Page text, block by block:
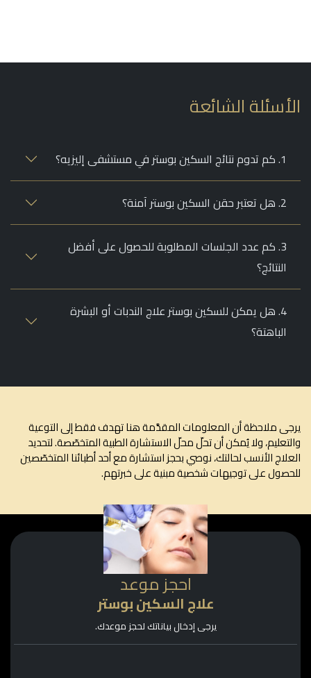
الشائعة
3. كم عدد الجلسات المطلوبة للحصول على أفضل
النتائج؟
4. هل يمكن للسكين بوستر علاج الندبات أو البشرة
الباهتة؟
ملاحظة أن المعلومات المقدَّمة هنا تهدف فقط إلى التوعية
ولا يُمكن أن تحلّ محلّ الاستشارة الطبية المتخصّصة. لتحديد
الأنسب لحالتك، نوصي بحجز استشارة مع أحد أطبائنا المتخصّصين
على توجيهات شخصية مبنية على خبرتهم.
احجز موعد
علاج السكين بوستر
يرجى إدخال بياناتك لحجز موعدك.